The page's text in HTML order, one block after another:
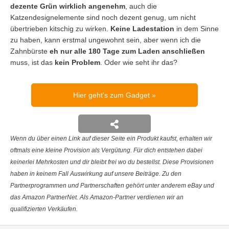
dezente Grün wirklich angenehm , auch die
Katzendesignelemente sind noch dezent genug, um nicht
übertrieben kitschig zu wirken. Keine Ladestation in dem Sinne
zu haben, kann erstmal ungewohnt sein, aber wenn ich die
Zahnbürste eh nur alle 180 Tage zum Laden anschließen
muss, ist das kein Problem . Oder wie seht ihr das?
Hier geht's zum Gadget
Wenn du über einen Link auf dieser Seite ein Produkt kaufst, erhalten wir
oftmals eine kleine Provision als Vergütung. Für dich entstehen dabei
keinerlei Mehrkosten und dir bleibt frei wo du bestellst. Diese Provisionen
haben in keinem Fall Auswirkung auf unsere Beiträge. Zu den
Partnerprogrammen und Partnerschaften gehört unter anderem eBay und
das Amazon PartnerNet. Als Amazon-Partner verdienen wir an
qualifizierten Verkäufen.